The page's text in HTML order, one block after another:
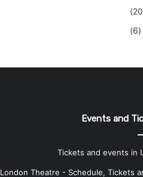
(6)
Events and
Tickets and events in
London Theatre - Schedule, Tickets